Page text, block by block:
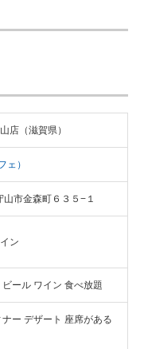
店（滋賀県）
ェ）
市金森町６３５−１
ン
ール ワイン 食べ放題
ー デザート 座席がある